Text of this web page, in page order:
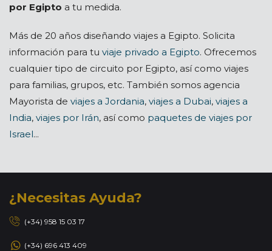
por Egipto a tu medida.
Más de 20 años diseñando viajes a Egipto. Solicita
información para tu viaje privado a Egipto. Ofrecemos
cualquier tipo de circuito por Egipto, así como viajes
para familias, grupos, etc. También somos agencia
Mayorista de viajes a Jordania, viajes a Dubai, viajes a
India, viajes por Irán, así como paquetes de viajes por
Israel...
¿Necesitas Ayuda?
(+34) 958 15 03 17
(+34) 696 413 409